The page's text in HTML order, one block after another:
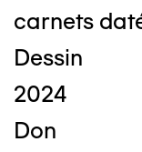
carnets
Dessin
2024
Don